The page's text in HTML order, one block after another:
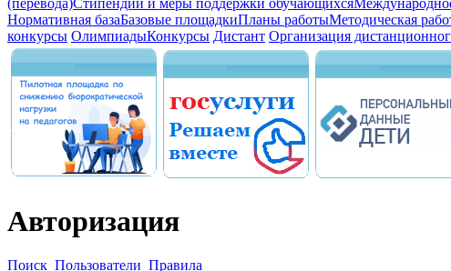
(перевода)Стипендии и меры поддержки обучающихся
Нормативная базаБазовые площадкиПланы работыМетодическая
конкурсы ОлимпиадыКонкурсы Дистант Организация
Авторизация
Поиск Пользователи Правила